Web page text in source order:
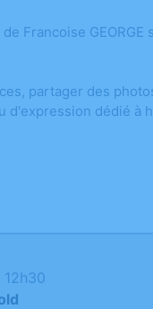
Francoise
partager des
dédié à
12h30